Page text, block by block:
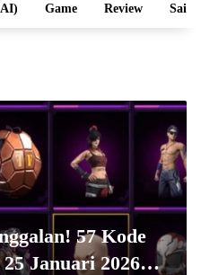
Game Review Sains
57 Kode
Januari 2026